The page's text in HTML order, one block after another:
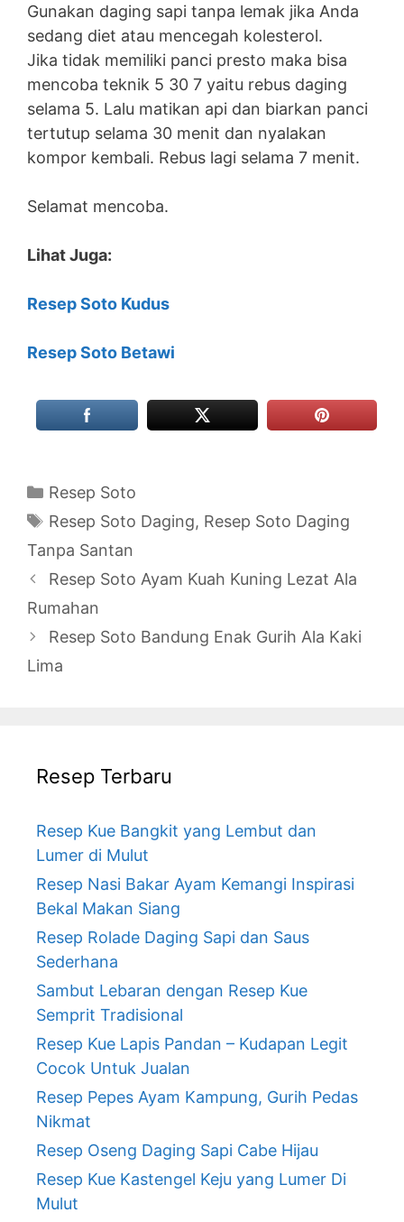
Gunakan daging sapi tanpa lemak jika Anda
sedang diet atau mencegah kolesterol.
Jika tidak memiliki panci presto maka bisa
mencoba teknik 5 30 7 yaitu rebus daging
selama 5. Lalu matikan api dan biarkan panci
tertutup selama 30 menit dan nyalakan
kompor kembali. Rebus lagi selama 7 menit.
Selamat mencoba.
Lihat Juga:
Resep Soto Kudus
Resep Soto Betawi
Categories
Resep Soto
Tags
Resep Soto Daging, Resep Soto Daging
Tanpa Santan
Resep Soto Ayam Kuah Kuning Lezat Ala
Rumahan
Resep Soto Bandung Enak Gurih Ala Kaki
Lima
Resep Terbaru
Resep Kue Bangkit yang Lembut dan
Lumer di Mulut
Resep Nasi Bakar Ayam Kemangi Inspirasi
Bekal Makan Siang
Resep Rolade Daging Sapi dan Saus
Sederhana
Sambut Lebaran dengan Resep Kue
Semprit Tradisional
Resep Kue Lapis Pandan – Kudapan Legit
Cocok Untuk Jualan
Resep Pepes Ayam Kampung, Gurih Pedas
Nikmat
Resep Oseng Daging Sapi Cabe Hijau
Resep Kue Kastengel Keju yang Lumer Di
Mulut